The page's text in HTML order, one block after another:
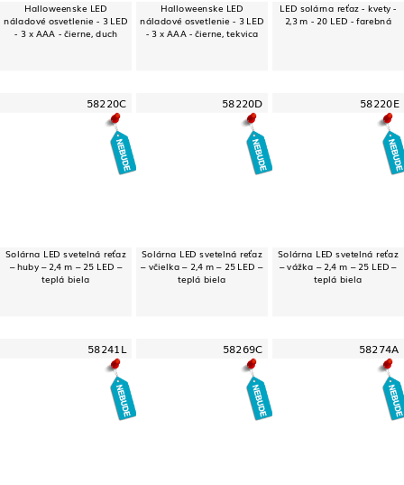
Halloweenske LED
náladové osvetlenie - 3 LED
- 3 x AAA - čierne, duch
Halloweenske LED
náladové osvetlenie - 3 LED
- 3 x AAA - čierne, tekvica
LED solárna reťaz - kvety -
2,3 m - 20 LED - farebná
58220C
Solárna LED svetelná reťaz
– huby – 2,4 m – 25 LED –
teplá biela
58220D
Solárna LED svetelná reťaz
– včielka – 2,4 m – 25 LED –
teplá biela
58220E
Solárna LED svetelná reťaz
– vážka – 2,4 m – 25 LED –
teplá biela
58241L 58269C 58274A